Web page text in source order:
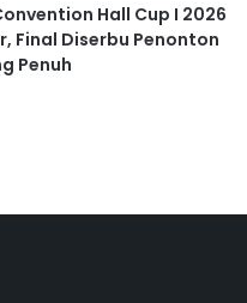
Hall Cup I 2026
Final Diserbu Penonton
Penuh